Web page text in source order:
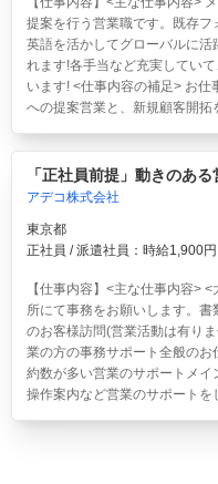
提案を行う営業職です。既存フ
英語を活かしてグローバルに活
れます!各手当など充実してい
います! <仕事内容の補足> お
への提案営業と、新規顧客開拓
「正社員前提」動きのあ
アデコ株式会社
東京都
正社員 / 派遣社員：時給1,900円
【仕事内容】<主な仕事内容>
所にて事務をお願いします。
のお客様訪問(営業活動は有り
業の方の事務サポート全般の
約数が多い営業のサポートメイ
操作案内など営業のサポートを